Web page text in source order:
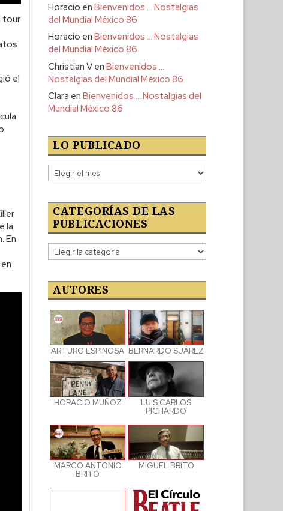
tour
el
la
En
Horacio enBienvenidos … Nostalgias
del Mundial México 86
Horacio enBienvenidos … Nostalgias
del Mundial México 86
Christian VenBienvenidos …
Nostalgias del Mundial México 86
Clara enBienvenidos … Nostalgias del
Mundial México 86
LO PUBLICADO
Lo
publicado
CATEGORÍAS DE LAS
PUBLICACIONES
Categorías
de
publicaciones
AUTORES
ARTURO ESPINOSA BERNARDO SUÁREZ
HORACIO MUÑOZ
LUIS CARLOS
PICHARDO
MARCO ANTONIO
BRITO
MIGUEL BRITO